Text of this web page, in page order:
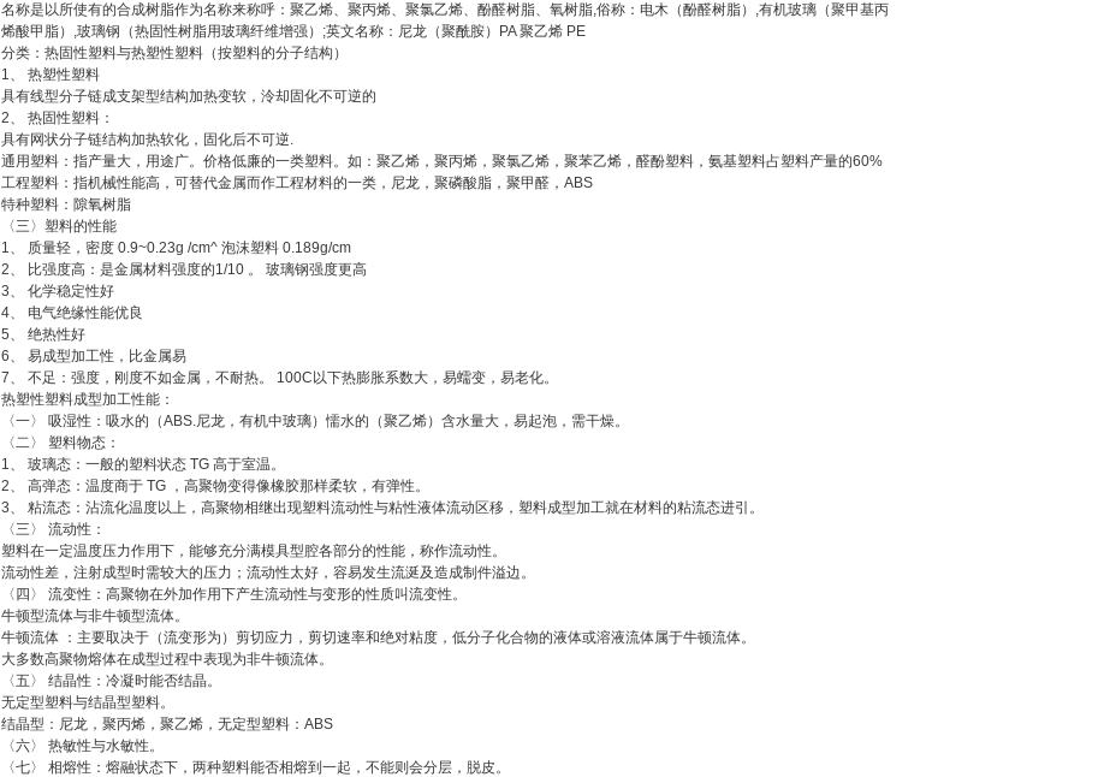
名称是以所使有的合成树脂作为名称来称呼：聚乙烯、聚丙烯、聚氯乙烯、酚醛树脂、氧树脂,俗称：电木（酚醛树脂）,有机玻璃（聚甲基丙
烯酸甲脂）,玻璃钢（热固性树脂用玻璃纤维增强）;英文名称：尼龙（聚酰胺）PA 聚乙烯 PE
分类：热固性塑料与热塑性塑料（按塑料的分子结构）
1、 热塑性塑料
具有线型分子链成支架型结构加热变软，泠却固化不可逆的
2、 热固性塑料：
具有网状分子链结构加热软化，固化后不可逆.
通用塑料：指产量大，用途广。价格低廉的一类塑料。如：聚乙烯，聚丙烯，聚氯乙烯，聚苯乙烯，醛酚塑料，氨基塑料占塑料产量的60%
工程塑料：指机械性能高，可替代金属而作工程材料的一类，尼龙，聚磷酸脂，聚甲醛，ABS
特种塑料：隙氧树脂
〈三〉塑料的性能
1、 质量轻，密度 0.9~0.23g /cm^ 泡沫塑料 0.189g/cm
2、 比强度高：是金属材料强度的1/10 。 玻璃钢强度更高
3、 化学稳定性好
4、 电气绝缘性能优良
5、 绝热性好
6、 易成型加工性，比金属易
7、 不足：强度，刚度不如金属，不耐热。 100C以下热膨胀系数大，易蠕变，易老化。
热塑性塑料成型加工性能：
〈一〉 吸湿性：吸水的（ABS.尼龙，有机中玻璃）懦水的（聚乙烯）含水量大，易起泡，需干燥。
〈二〉 塑料物态：
1、 玻璃态：一般的塑料状态 TG 高于室温。
2、 高弹态：温度商于 TG ，高聚物变得像橡胶那样柔软，有弹性。
3、 粘流态：沾流化温度以上，高聚物相继出现塑料流动性与粘性液体流动区移，塑料成型加工就在材料的粘流态进引。
〈三〉 流动性：
塑料在一定温度压力作用下，能够充分满模具型腔各部分的性能，称作流动性。
流动性差，注射成型时需较大的压力；流动性太好，容易发生流涎及造成制件溢边。
〈四〉 流变性：高聚物在外加作用下产生流动性与变形的性质叫流变性。
牛顿型流体与非牛顿型流体。
牛顿流体 ：主要取决于（流变形为）剪切应力，剪切速率和绝对粘度，低分子化合物的液体或溶液流体属于牛顿流体。
大多数高聚物熔体在成型过程中表现为非牛顿流体。
〈五〉 结晶性：冷凝时能否结晶。
无定型塑料与结晶型塑料。
结晶型：尼龙，聚丙烯，聚乙烯，无定型塑料：ABS
〈六〉 热敏性与水敏性。
〈七〉 相熔性：熔融状态下，两种塑料能否相熔到一起，不能则会分层，脱皮。